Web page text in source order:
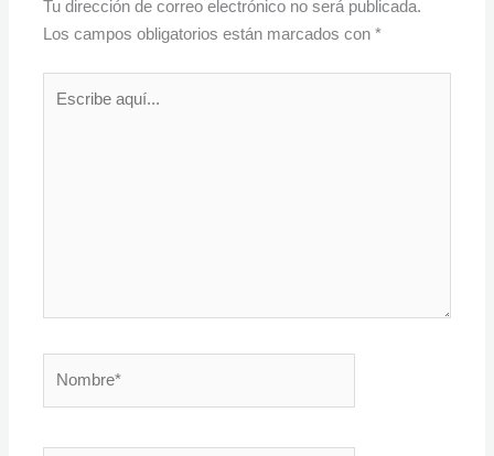
Tu dirección de correo electrónico no será publicada.
Los campos obligatorios están marcados con*